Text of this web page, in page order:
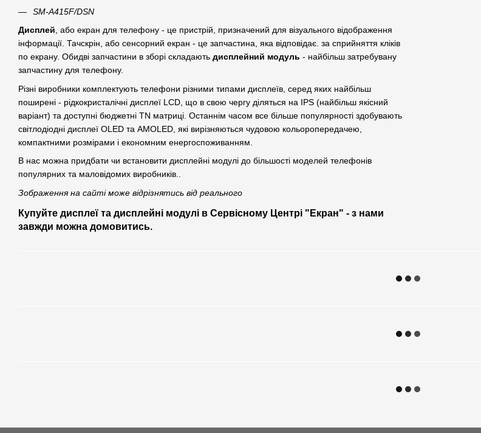
SM-A415F/DSN
Дисплей, або екран для телефону - це пристрій, призначений для візуального відображення
інформації. Тачскрін, або сенсорний екран - це запчастина, яка відповідає. за сприйняття кліків
по екрану. Обидві запчастини в зборі складають дисплейний модуль - найбільш затребувану
запчастину для телефону.
Різні виробники комплектують телефони різними типами дисплеїв, серед яких найбільш
поширені - рідкокристалічні дисплеї LCD, що в свою чергу діляться на IPS (найбільш якісний
варіант) та доступні бюджетні TN матриці. Останнім часом все більше популярності здобувають
світлодіодні дисплеї OLED та AMOLED, які вирізняються чудовою кольоропередачею,
компактними розмірами і економним енергоспоживанням.
В нас можна придбати чи встановити дисплейні модулі до більшості моделей телефонів
популярних та маловідомих виробників..
Зображення на сайті може відрізнятись від реального
Купуйте дисплеї та дисплейні модулі в Сервісному Центрі "Екран" - з нами
завжди можна домовитись.